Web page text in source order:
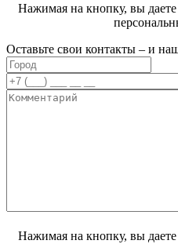
Нажимая на кнопку, вы даете
Оставьте свои контакты – и
Нажимая на кнопку, вы даете